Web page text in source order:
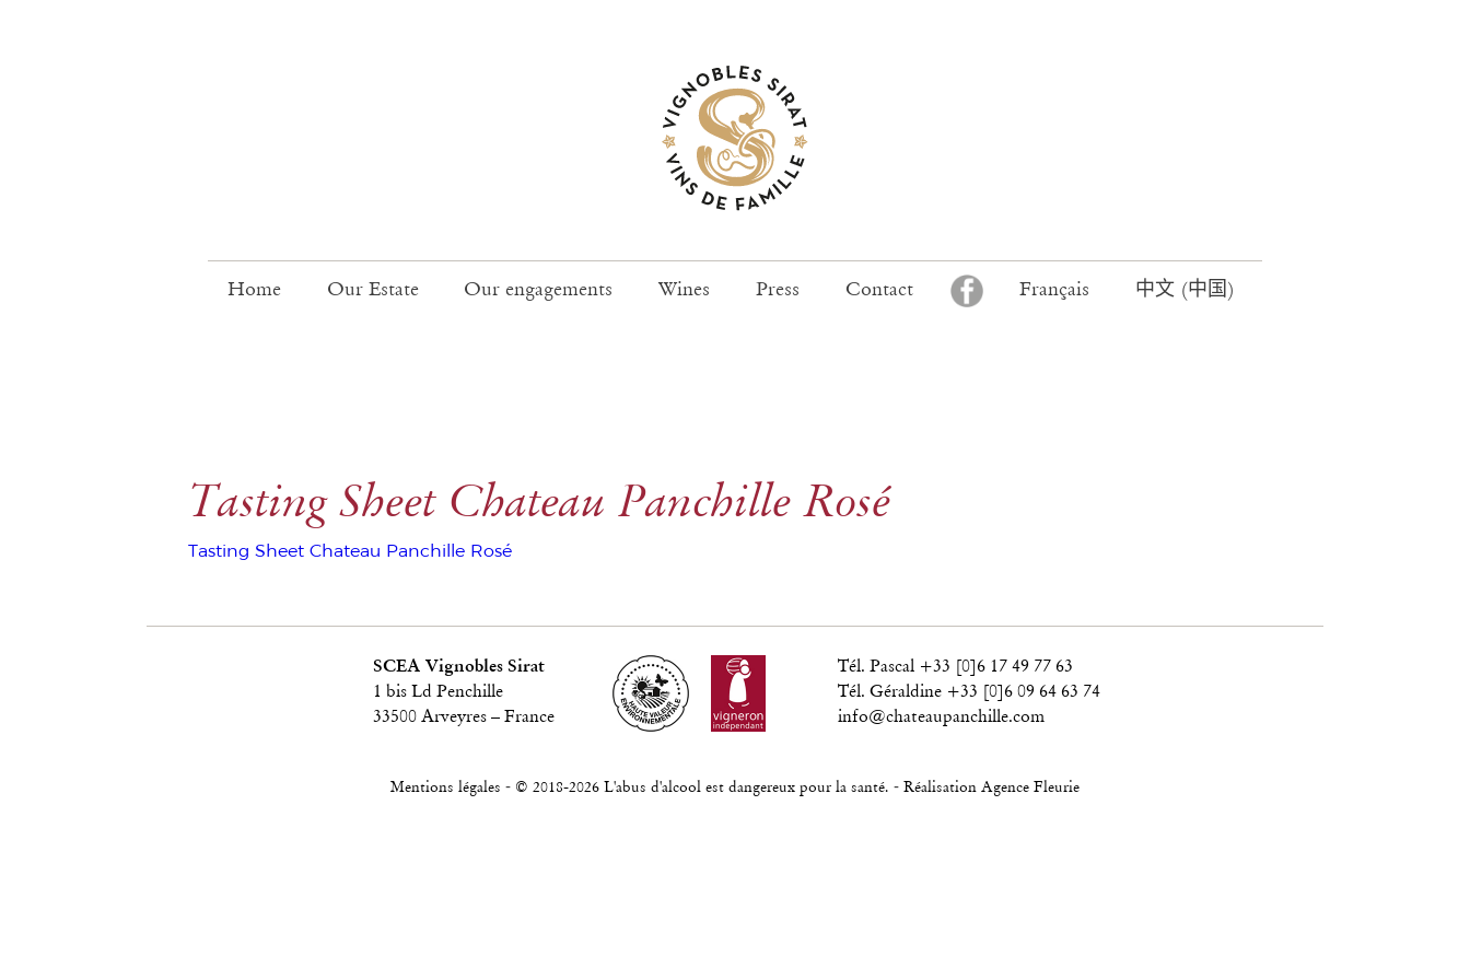
Home Our Estate Our engagements Wines Press Contact F Français 中文 (中国)
Tasting Sheet Chateau Panchille Rosé
Tasting Sheet Chateau Panchille Rosé
SCEA Vignobles Sirat
1 bis Ld Penchille
33500 Arveyres – France
Tél. Pascal +33 [0]6 17 49 77 63
Tél. Géraldine +33 [0]6 09 64 63 74
info@chateaupanchille.com
Mentions légales - © 2018-2026 L'abus d'alcool est dangereux pour la santé. - Réalisation Agence Fleurie